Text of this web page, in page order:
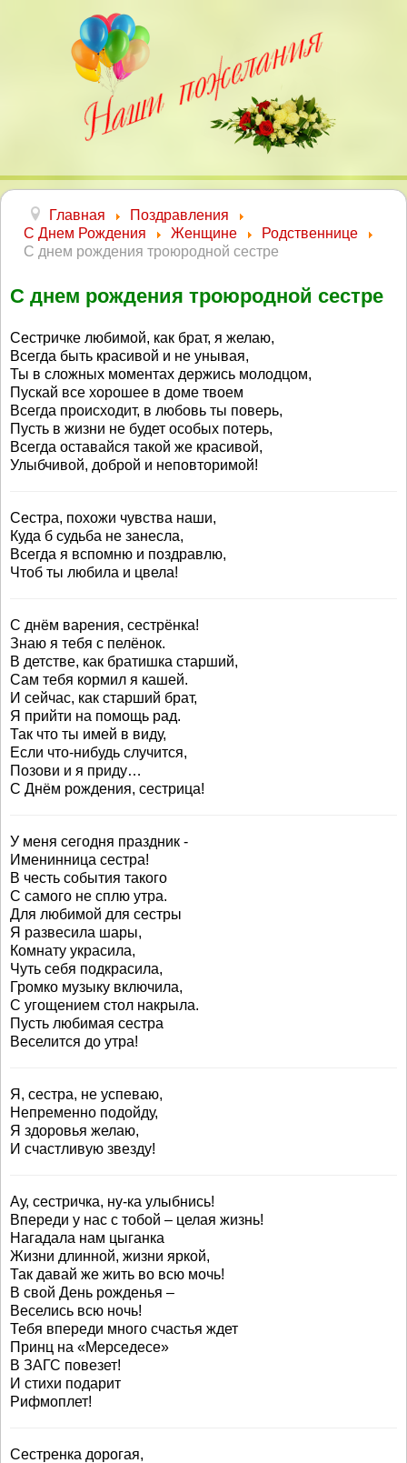
Главная
Поздравления
С Днем Рождения
Женщине
Родственнице
С днем рождения троюродной сестре
С днем рождения троюродной сестре
Сестричке любимой, как брат, я желаю,
Всегда быть красивой и не унывая,
Ты в сложных моментах держись молодцом,
Пускай все хорошее в доме твоем
Всегда происходит, в любовь ты поверь,
Пусть в жизни не будет особых потерь,
Всегда оставайся такой же красивой,
Улыбчивой, доброй и неповторимой!
Сестра, похожи чувства наши,
Куда б судьба не занесла,
Всегда я вспомню и поздравлю,
Чтоб ты любила и цвела!
С днём варения, сестрёнка!
Знаю я тебя с пелёнок.
В детстве, как братишка старший,
Сам тебя кормил я кашей.
И сейчас, как старший брат,
Я прийти на помощь рад.
Так что ты имей в виду,
Если что-нибудь случится,
Позови и я приду…
С Днём рождения, сестрица!
У меня сегодня праздник -
Именинница сестра!
В честь события такого
С самого не сплю утра.
Для любимой для сестры
Я развесила шары,
Комнату украсила,
Чуть себя подкрасила,
Громко музыку включила,
С угощением стол накрыла.
Пусть любимая сестра
Веселится до утра!
Я, сестра, не успеваю,
Непременно подойду,
Я здоровья желаю,
И счастливую звезду!
Ау, сестричка, ну-ка улыбнись!
Впереди у нас с тобой – целая жизнь!
Нагадала нам цыганка
Жизни длинной, жизни яркой,
Так давай же жить во всю мочь!
В свой День рожденья –
Веселись всю ночь!
Тебя впереди много счастья ждет
Принц на «Мерседесе»
В ЗАГС повезет!
И стихи подарит
Рифмоплет!
Сестренка дорогая,